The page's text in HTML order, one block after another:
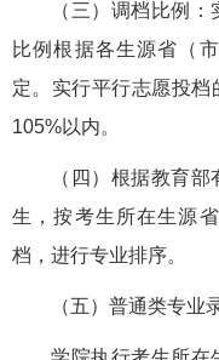
（三）调档比例
比例根据各生源省（
定。实行平行志愿投
105%以内。
（四）根据教育
生，按考生所在生源
档，进行专业排序。
（五）普通类专业